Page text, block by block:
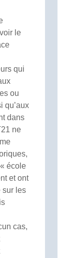
le
qui
ou
qu’aux
dans
ne
école
et ont
sur les
cas,